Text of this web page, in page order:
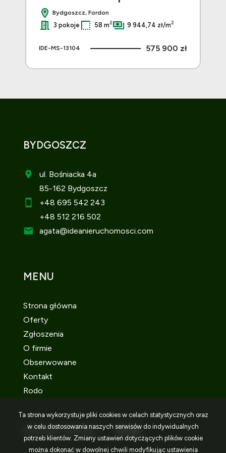
Bydgoszcz, Fordon
3 pokoje 58 m2 9 944,74 zł/m2
IDE-MS-13104 575 900 zł
BYDGOSZCZ
ul. Bośniacka 4a
85-162 Bydgoszcz
+48 695 542 243
+48 512 216 502
agata@ideanieruchomosci.com
MENU
Strona główna
Oferty
Zgłoszenia
O firmie
Obserwowane
Kontakt
Rodo
SOCIAL MEDIA Facebook
Facebook
Facebook
Ta strona wykorzystuje pliki cookies w celach statystycznych oraz
w celu dostosowania naszych serwisów do indywidualnych
potrzeb klientów. Zmiany ustawień dotyczących plików cookie
można dokonać w dowolnej chwili modyfikując ustawienia